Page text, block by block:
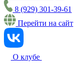
8 (929) 301-39-61
Перейти на сайт
О клубе